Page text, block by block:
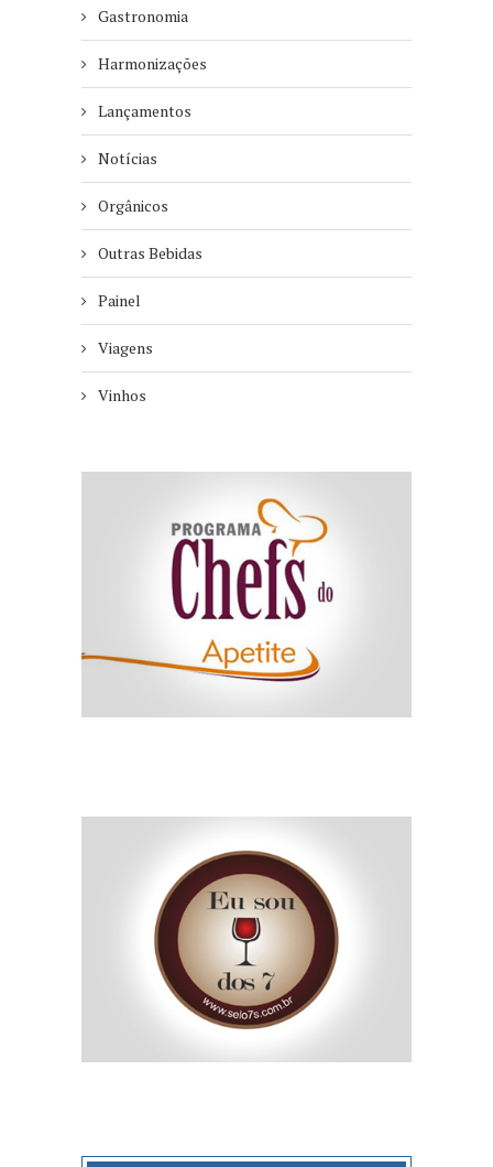
Gastronomia
Harmonizações
Lançamentos
Notícias
Orgânicos
Outras Bebidas
Painel
Viagens
Vinhos